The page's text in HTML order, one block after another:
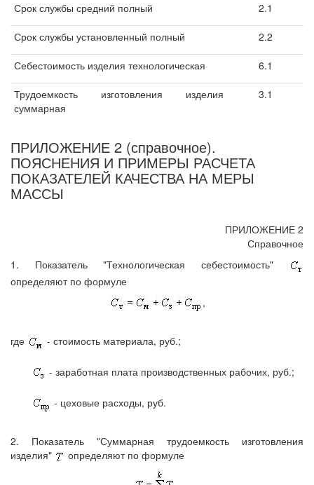
Срок службы средний полный 2.1
Срок службы установленный полный 2.2
Себестоимость изделия технологическая 6.1
Трудоемкость изготовления изделия
суммарная
3.1
ПРИЛОЖЕНИЕ 2 (справочное).
ПОЯСНЕНИЯ И ПРИМЕРЫ РАСЧЕТА
ПОКАЗАТЕЛЕЙ КАЧЕСТВА НА МЕРЫ
МАССЫ
ПРИЛОЖЕНИЕ 2
Справочное
1. Показатель "Технологическая себестоимость"
определяют по формуле
,
где - стоимость материала, руб.;
- заработная плата производственных рабочих, руб.;
- цеховые расходы, руб.
2. Показатель "Суммарная трудоемкость изготовления
изделия"
определяют по формуле